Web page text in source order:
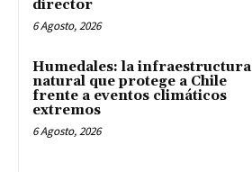
director
6 Agosto, 2026
Humedales: la infraestructura
natural que protege a Chile
frente a eventos climáticos
extremos
6 Agosto, 2026